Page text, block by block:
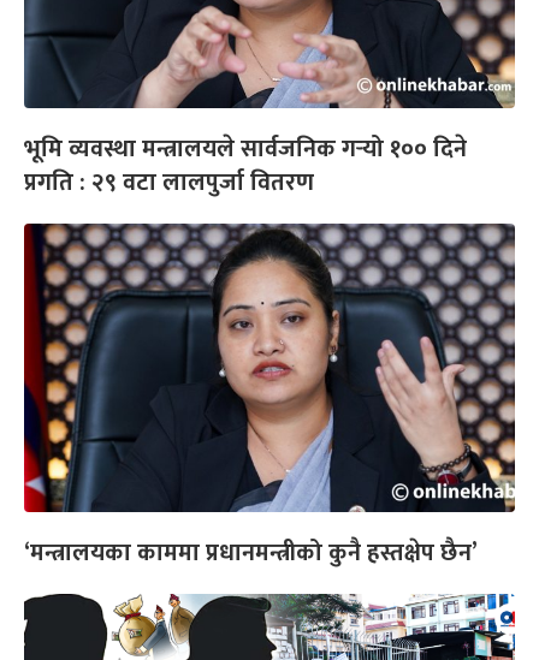
भूमि व्यवस्था मन्त्रालयले सार्वजनिक गर्‍यो १०० दिने
प्रगति : २९ वटा लालपुर्जा वितरण
‘मन्त्रालयका काममा प्रधानमन्त्रीको कुनै हस्तक्षेप छैन’